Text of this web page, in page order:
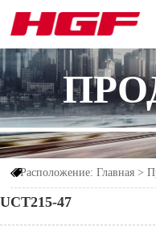
Расположение:Главная >
UCT215-47